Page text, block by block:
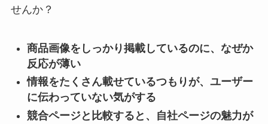
せんか？
商品画像をしっかり掲載しているのに、なぜか
反応が薄い
情報をたくさん載せているつもりが、ユーザー
に伝わっていない気がする
競合ページと比較すると、自社ページの魅力が